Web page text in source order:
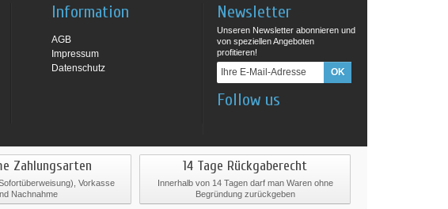
Information
AGB
Impressum
Datenschutz
Newsletter
Unseren Newsletter abonnieren und
von speziellen Angeboten
profitieren!
Follow us
Zahlungsarten
Vorkasse
Nachnahme
14 Tage Rückgaberecht
Innerhalb von 14 Tagen darf man Waren ohne
Begründung zurückgeben